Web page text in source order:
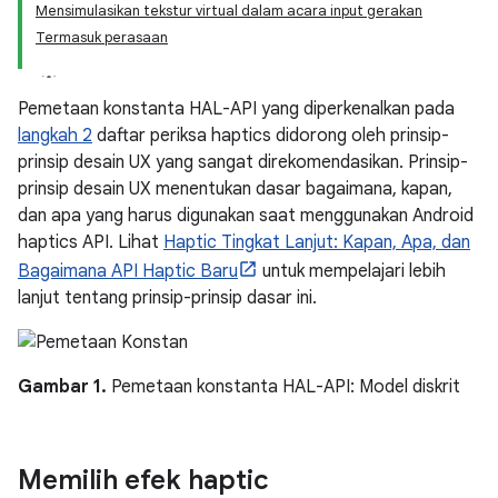
Mensimulasikan tekstur virtual dalam acara input gerakan
Termasuk perasaan
Pemetaan konstanta HAL-API yang diperkenalkan pada
langkah 2 daftar periksa haptics didorong oleh prinsip-
prinsip desain UX yang sangat direkomendasikan. Prinsip-
prinsip desain UX menentukan dasar bagaimana, kapan,
dan apa yang harus digunakan saat menggunakan Android
haptics API. Lihat Haptic Tingkat Lanjut: Kapan, Apa, dan
Bagaimana API Haptic Baru
untuk mempelajari lebih
lanjut tentang prinsip-prinsip dasar ini.
Gambar 1. Pemetaan konstanta HAL-API: Model diskrit
Memilih efek haptic